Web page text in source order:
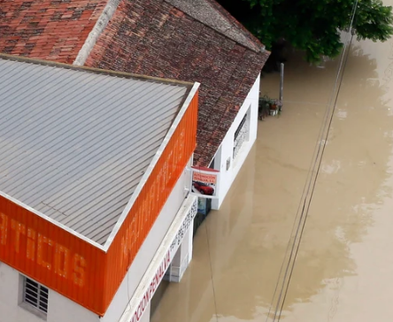
Noticias
20 de septiembre de 2019, 08:02
Tras el paso de la gota fría, ahora hay temor a que
se
por la combinación de las altas temperaturas y la humedad
agua pueden hacer su aparición los mosquitos y los hongos.
La alerta también llega porlos animales muertos en
son un foco de infecciones y que además conviven con
a las inundaciones. Sin olvidar los problemas con
estancadas.